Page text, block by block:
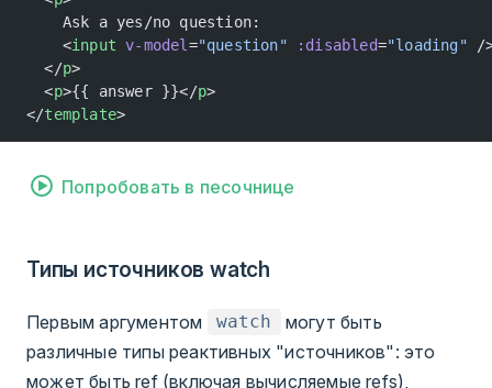
    Ask a yes/no question:
    <
input v-model ="question" :disabled="loading" /
  </
p>
  <
p>{{ answer }}</p>
</template>
Попробовать в песочнице
Типы источников watch
Первым аргументом watch
могут быть
различные типы реактивных "источников": это
может быть ref (включая вычисляемые refs),